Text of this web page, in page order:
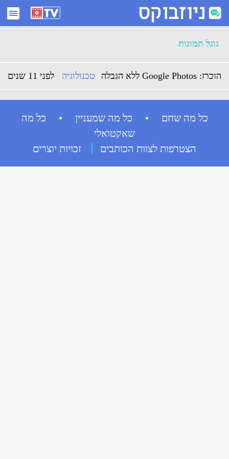
ארכיון גוגל תמונות - ניוזבוקס
גוגל תמונות
הוכרז: Google Photos ללא הגבלה לפני 11 שנים טכנולוגיה
כל מה שחם • כל מה שמעניין • כל מה
שאקטואלי
הצטרפות לצוות הכותבים
זכויות יוצרים